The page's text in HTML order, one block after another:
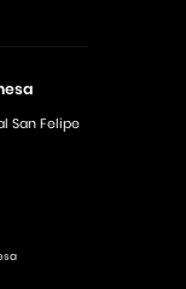
San Felipe